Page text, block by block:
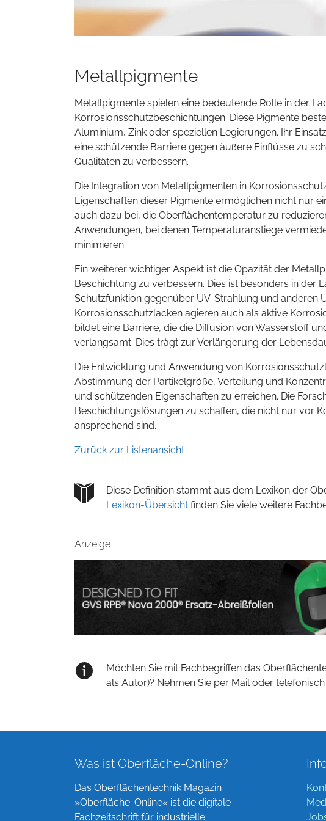
Metallpigmente
Metallpigmente spielen eine bedeutende Rolle in der
Korrosionsschutzbeschichtungen. Diese Pigmente
Aluminium, Zink oder speziellen Legierungen. Ihr
eine schützende Barriere gegen äußere Einflüsse zu
Qualitäten zu verbessern.
Die Integration von Metallpigmenten in
Eigenschaften dieser Pigmente ermöglichen nicht nur
auch dazu bei, die Oberflächentemperatur zu
Anwendungen, bei denen Temperaturanstiege
minimieren.
Ein weiterer wichtiger Aspekt ist die Opazität der
Beschichtung zu verbessern. Dies ist besonders in der
Schutzfunktion gegenüber UV-Strahlung und anderen
Korrosionsschutzlacken agieren auch als aktive
bildet eine Barriere, die die Diffusion von Wasserstoff
verlangsamt. Dies trägt zur Verlängerung der
Die Entwicklung und Anwendung von
Abstimmung der Partikelgröße, Verteilung und
und schützenden Eigenschaften zu erreichen. Die
Beschichtungslösungen zu schaffen, die nicht nur vor
ansprechend sind.
Zurück zur Listenansicht
Diese Definition stammt aus dem Lexikon der
Lexikon-Übersicht finden Sie viele weitere
Anzeige
Möchten Sie mit Fachbegriffen das
als Autor)? Nehmen Sie per Mail oder
Was ist Oberfläche-Online?
Das Oberflächentechnik Magazin
»Oberfläche-Online« ist die digitale
Fachzeitschrift für industrielle